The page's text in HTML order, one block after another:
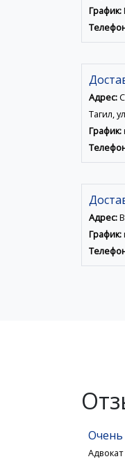
График:
Адрес:
Тагил,
График:
Адрес:
График: